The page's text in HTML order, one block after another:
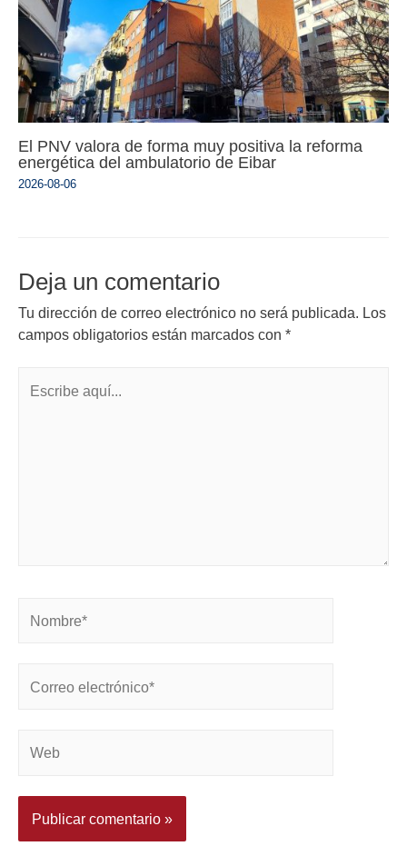
El PNV valora de forma muy positiva la reforma
energética del ambulatorio de Eibar
2026-08-06
Deja un comentario
Tu dirección de correo electrónico no será publicada. Los
campos obligatorios están marcados con *